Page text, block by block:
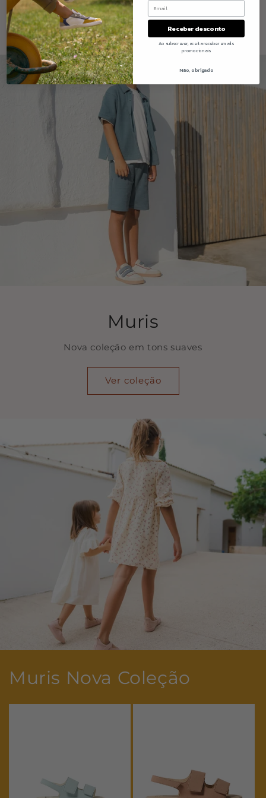
Ver tudo
Muris
Nova coleção em tons suaves
Ver coleção
Muris Nova Coleção
Receber desconto
Ao subscrever, aceita receber emails
promocionais
Não, obrigado